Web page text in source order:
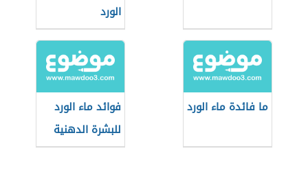
الورد
ما فائدة ماء الورد
فوائد ماء الورد
للبشرة الدهنية